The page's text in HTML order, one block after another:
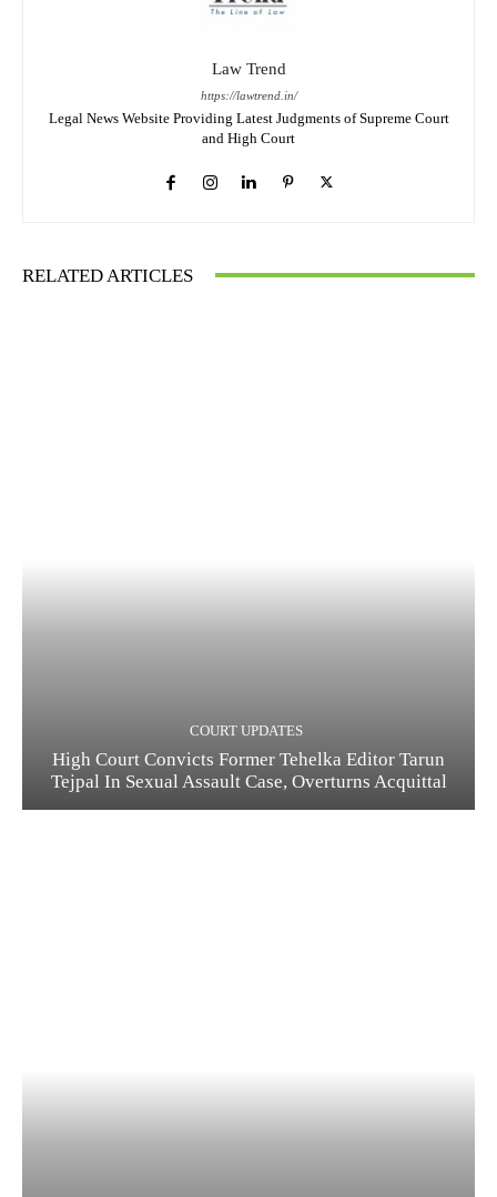
Law Trend
https://lawtrend.in/
Legal News Website Providing Latest Judgments of Supreme Court
and High Court
RELATED ARTICLES
COURT UPDATES
High Court Convicts Former Tehelka Editor Tarun
Tejpal In Sexual Assault Case, Overturns Acquittal